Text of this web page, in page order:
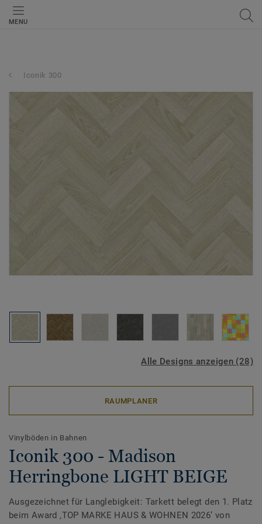
MENU
Iconik 300
Alle Designs anzeigen (28)
RAUMPLANER
Vinylböden in Bahnen
Iconik 300 - Madison
Herringbone LIGHT BEIGE
Ausgezeichnet für Langlebigkeit: Tarkett belegt den 1. Platz
beim Award ‚TOP MARKE HAUS & WOHNEN 2026‘ von